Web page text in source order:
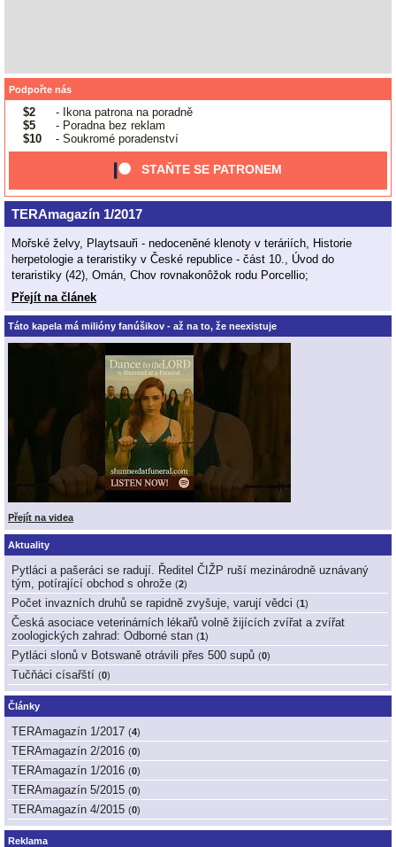
Podpořte nás
$2
- Ikona patrona na poradně
$5
- Poradna bez reklam
$10
- Soukromé poradenství
STAŇTE SE PATRONEM
TERAmagazín 1/2017
Mořské želvy, Playtsauři - nedoceněné klenoty v teráriích, Historie
herpetologie a teraristiky v České republice - část 10., Úvod do
teraristiky (42), Omán, Chov rovnakonôžok rodu Porcellio;
Přejít na článek
Táto kapela má milióny fanúšikov - až na to, že neexistuje
Přejít na videa
Aktuality
Pytláci a pašeráci se radují. Ředitel ČIŽP ruší mezinárodně uznávaný
tým, potírající obchod s ohrože (2)
Počet invazních druhů se rapidně zvyšuje, varují vědci (1 )
Česká asociace veterinárních lékařů volně žijících zvířat a zvířat
zoologických zahrad: Odborné stan (1 )
Pytláci slonů v Botswaně otrávili přes 500 supů (0)
Tučňáci císařští (0)
Články
TERAmagazín 1/2017 (4)
TERAmagazín 2/2016 (0)
TERAmagazín 1/2016 (0)
TERAmagazín 5/2015 (0)
TERAmagazín 4/2015 (0)
Reklama